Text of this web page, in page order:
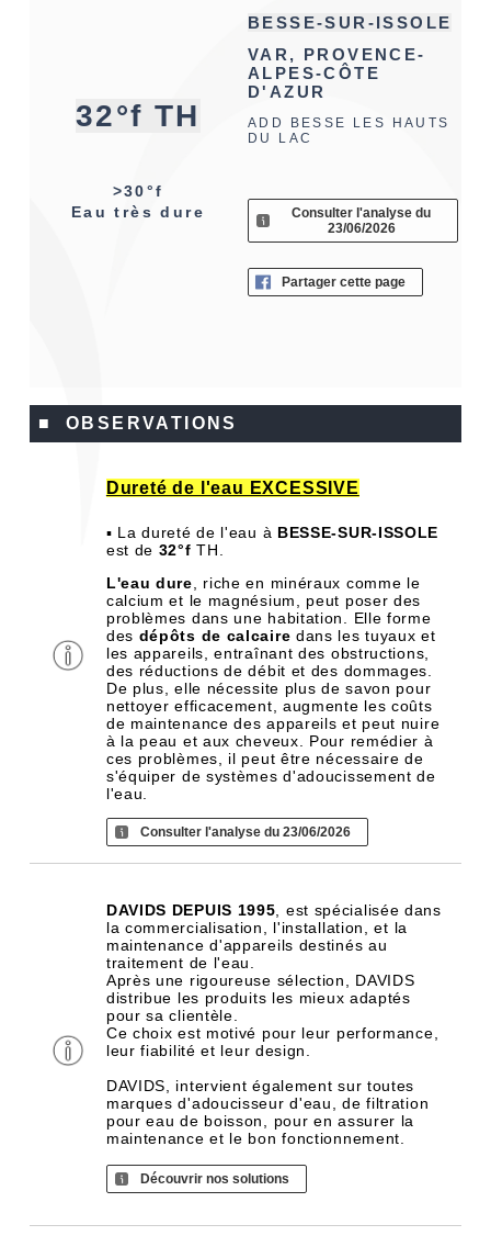
32°f TH
>30°f
Eau très dure
BESSE-SUR-ISSOLE
VAR, PROVENCE-
ALPES-CÔTE
D'AZUR
ADD BESSE LES HAUTS
DU LAC
Consulter l'analyse du
23/06/2026
Partager cette page
■ OBSERVATIONS
Dureté de l'eau EXCESSIVE
▪ La dureté de l'eau à BESSE-SUR-ISSOLE
est de 32°f TH.
L'eau dure , riche en minéraux comme le
calcium et le magnésium, peut poser des
problèmes dans une habitation. Elle forme
des dépôts de calcaire dans les tuyaux et
les appareils, entraînant des obstructions,
des réductions de débit et des dommages.
De plus, elle nécessite plus de savon pour
nettoyer efficacement, augmente les coûts
de maintenance des appareils et peut nuire
à la peau et aux cheveux. Pour remédier à
ces problèmes, il peut être nécessaire de
s'équiper de systèmes d'adoucissement de
l'eau.
Consulter l'analyse du 23/06/2026
DAVIDS DEPUIS 1995 , est spécialisée dans
la commercialisation, l'installation, et la
maintenance d'appareils destinés au
traitement de l'eau.
Après une rigoureuse sélection, DAVIDS
distribue les produits les mieux adaptés
pour sa clientèle.
Ce choix est motivé pour leur performance,
leur fiabilité et leur design.
DAVIDS, intervient également sur toutes
marques d'adoucisseur d'eau, de filtration
pour eau de boisson, pour en assurer la
maintenance et le bon fonctionnement.
Découvrir nos solutions